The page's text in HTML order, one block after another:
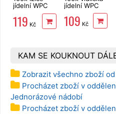
jídelní WPC
119 Kč
jídelní WPC
109 Kč
KAM SE KOUKNOUT
Zobrazit všechno zboží
Procházet zboží v
Jednorázové nádobí
Procházet zboží v